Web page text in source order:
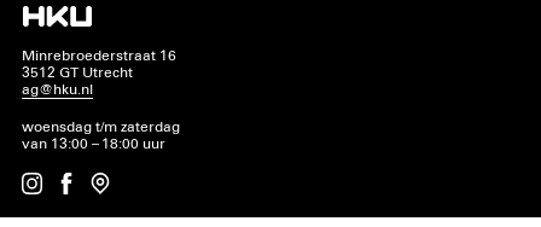
Minrebroederstraat 16
3512 GT Utrecht
ag@hku.nl
woensdag t/m zaterdag
van 13:00 – 18:00 uur